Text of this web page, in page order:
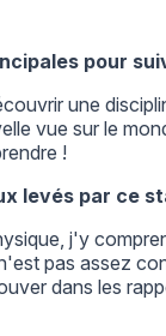
pour
une
vue sur le
!
levés par ce
j'y
pas assez
dans les